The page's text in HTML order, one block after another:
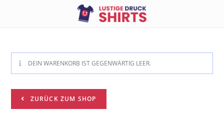
DEIN WARENKORB IST GEGENWÄRTIG LEER.
ZURÜCK ZUM SHOP